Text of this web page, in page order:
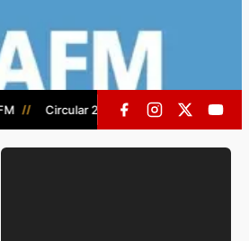
// Circular 2: CAFM Periodo de